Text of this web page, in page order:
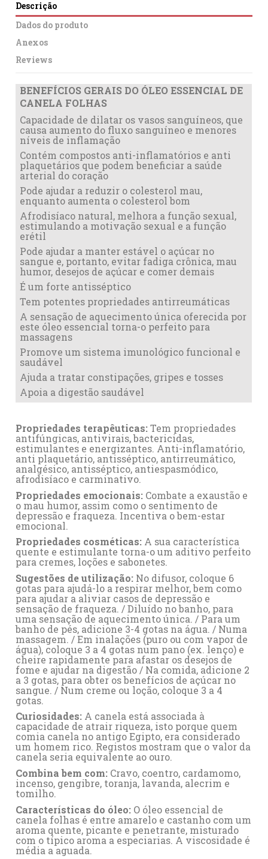
Descrição
Dados do produto
Anexos
Reviews
BENEFÍCIOS GERAIS DO ÓLEO ESSENCIAL DE
CANELA FOLHAS
Capacidade de dilatar os vasos sanguíneos, que
causa aumento do fluxo sanguíneo e menores
níveis de inflamação
Contém compostos anti-inflamatórios e anti
plaquetários que podem beneficiar a saúde
arterial do coração
Pode ajudar a reduzir o colesterol mau,
enquanto aumenta o colesterol bom
Afrodisíaco natural, melhora a função sexual,
estimulando a motivação sexual e a função
erétil
Pode ajudar a manter estável o açúcar no
sangue e, portanto, evitar fadiga crônica, mau
humor, desejos de açúcar e comer demais
É um forte antisséptico
Tem potentes propriedades antirreumáticas
A sensação de aquecimento única oferecida por
este óleo essencial torna-o perfeito para
massagens
Promove um sistema imunológico funcional e
saudável
Ajuda a tratar constipações, gripes e tosses
Apoia a digestão saudável
Propriedades terapêuticas:Tem propriedades
antifúngicas, antivirais, bactericidas,
estimulantes e energizantes. Anti-inflamatório,
anti plaquetário, antisséptico, antirreumático,
analgésico, antisséptico, antiespasmódico,
afrodisíaco e carminativo.
Propriedades emocionais: Combate a exaustão e
o mau humor, assim como o sentimento de
depressão e fraqueza. Incentiva o bem-estar
emocional.
Propriedades cosméticas: A sua característica
quente e estimulante torna-o um aditivo perfeito
para cremes, loções e sabonetes.
Sugestões de utilização: No difusor, coloque 6
gotas para ajudá-lo a respirar melhor, bem como
para ajudar a aliviar casos de depressão e
sensação de fraqueza. / Diluído no banho, para
uma sensação de aquecimento única. / Para um
banho de pés, adicione 3-4 gotas na água. / Numa
massagem. / Em inalações (puro ou com vapor de
água), coloque 3 a 4 gotas num pano (ex. lenço) e
cheire rapidamente para afastar os desejos de
fome e ajudar na digestão / Na comida, adicione 2
a 3 gotas, para obter os benefícios de açúcar no
sangue. / Num creme ou loção, coloque 3 a 4
gotas.
Curiosidades: A canela está associada à
capacidade de atrair riqueza, isto porque quem
comia canela no antigo Egipto, era considerado
um homem rico. Registos mostram que o valor da
canela seria equivalente ao ouro.
Combina bem com: Cravo, coentro, cardamomo,
incenso, gengibre, toranja, lavanda, alecrim e
tomilho.
Características do óleo: O óleo essencial de
canela folhas é entre amarelo e castanho com um
aroma quente, picante e penetrante, misturado
com o típico aroma a especiarias. A viscosidade é
média a aguada.